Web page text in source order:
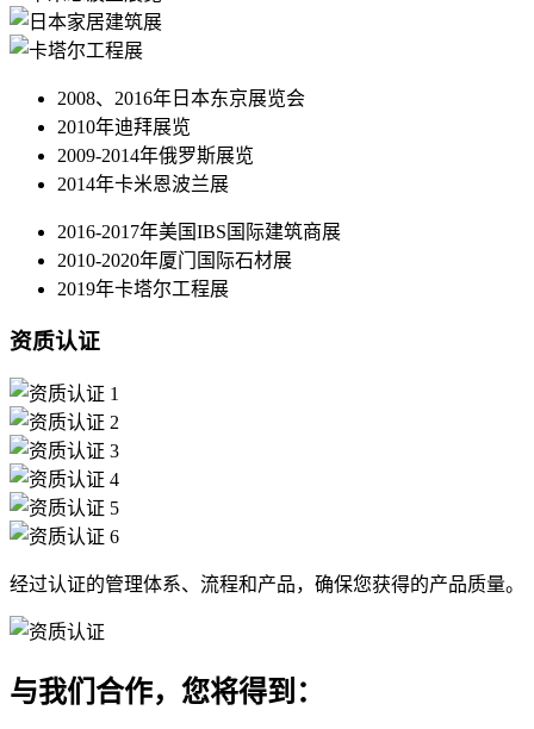
2008、2016年日本东京展览会
2010年迪拜展览
2009-2014年俄罗斯展览
2014年卡米恩波兰展
2016-2017年美国IBS国际建筑商展
2010-2020年厦门国际石材展
2019年卡塔尔工程展
资质认证
经过认证的管理体系、流程和产品，确保您获得的产品质量。
与我们合作，您将得到：